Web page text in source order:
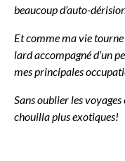
beaucoup d’auto-
Et comme ma vie
lard accompagné d’un
mes principales
Sans oublier les voyages
chouilla plus exotiques!